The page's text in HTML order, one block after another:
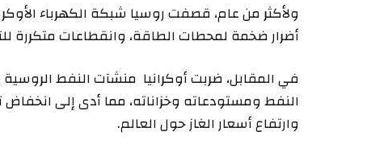
ولأكثر من عام، قصفت روسيا شبكة الكهرباء
أضرار ضخمة لمحطات الطاقة، وانقطاعات متكررة
في المقابل، ضربت أوكرانيا منشآت النفط
وارتفاع أسعار الغاز حول العالم.